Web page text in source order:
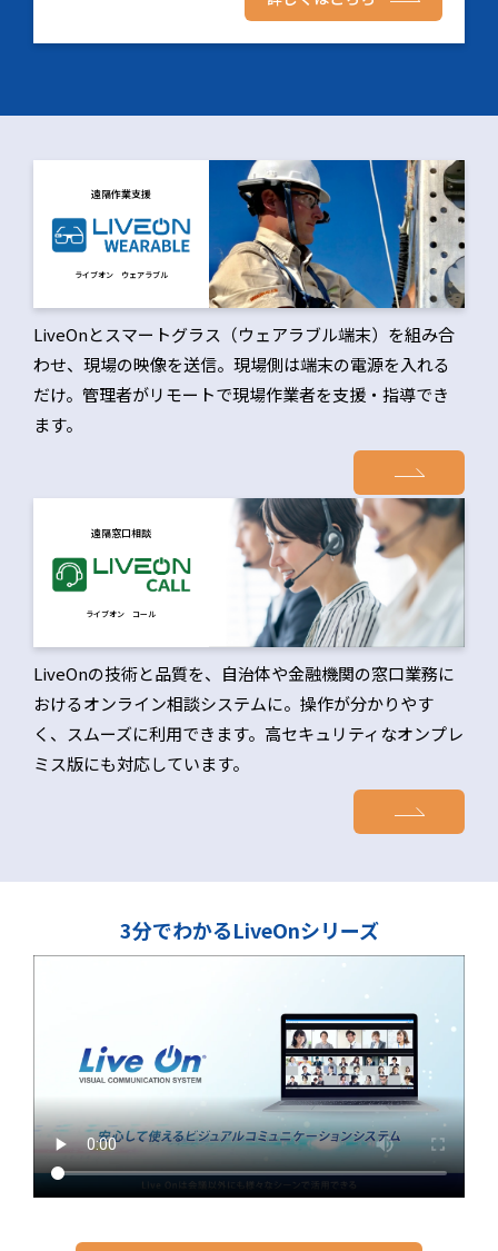
遠隔作業支援
ライブオン ウェアラブル
LiveOnとスマートグラス（ウェアラブル端末）を組み合
わせ、現場の映像を送信。現場側は端末の電源を入れる
だけ。管理者がリモートで現場作業者を支援・指導でき
ます。
遠隔窓口相談
ライブオン コール
LiveOnの技術と品質を、自治体や金融機関の窓口業務に
おけるオンライン相談システムに。操作が分かりやす
く、スムーズに利用できます。高セキュリティなオンプレ
ミス版にも対応しています。
3分でわかるLiveOnシリーズ